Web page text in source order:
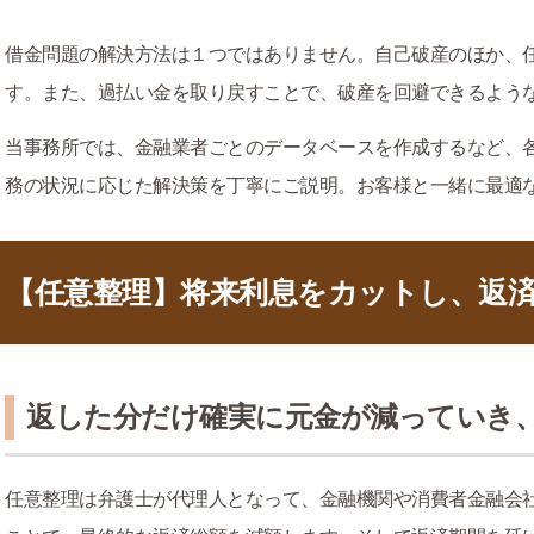
借金問題の解決方法は１つではありません。自己破産のほか、
す。また、過払い金を取り戻すことで、破産を回避できるよう
当事務所では、金融業者ごとのデータベースを作成するなど、
務の状況に応じた解決策を丁寧にご説明。お客様と一緒に最適
【任意整理】将来利息をカットし、返
返した分だけ確実に元金が減っていき
任意整理は弁護士が代理人となって、金融機関や消費者金融会